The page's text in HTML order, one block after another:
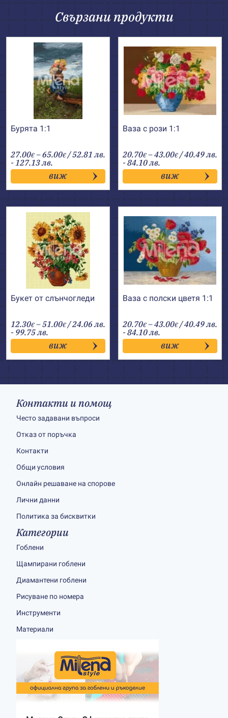
Свързани продукти
Бурята 1:1
27.00€ –65.00€Price
range:
27.00€
through
65.00€
/ 52.81 лв.
- 127.13 лв.
виж
Ваза с рози 1:1
20.70€ –43.00€Price
range:
20.70€
through
43.00€
/ 40.49 лв.
- 84.10 лв.
виж
Букет от слънчогледи
12.30€ –51.00€Price
range:
12.30€
through
51.00€
/ 24.06 лв.
- 99.75 лв.
виж
Ваза с полски цветя 1:1
20.70€ –43.00€Price
range:
20.70€
through
43.00€
/ 40.49 лв.
- 84.10 лв.
виж
Контакти и помощ
Често задавани въпроси
Отказ от поръчка
Контакти
Общи условия
Онлайн решаване на спорове
Лични данни
Политика за бисквитки
Категории
Гоблени
Щампирани гоблени
Диамантени гоблени
Рисуване по номера
Инструменти
Материали